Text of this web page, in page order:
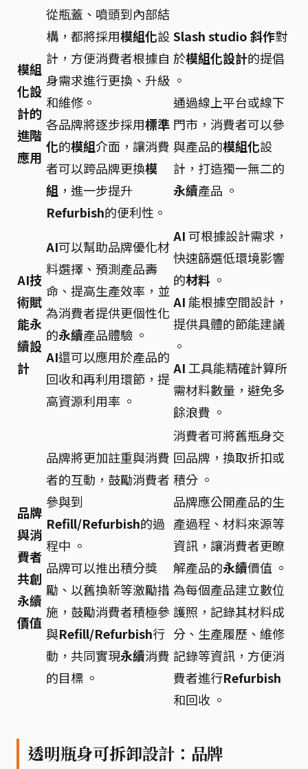
模組
化設
計的
進階
應用
從瓶蓋、噴頭到內部結
構，都將採用模組化設
計，方便消費者根據自
身需求進行更換、升級
和維修。
各品牌將逐步採用標準
化的模組介面，讓消費
者可以跨品牌更換模
組 ，進一步提升
Refurbish的便利性。
Slash studio 斜作對
於模組化設計的提倡
。
通過線上平台或線下
門市，消費者可以參
與產品的模組化設
計，打造獨一無二的
永續產品 。
AI技
術賦
能永
續設
計
AI可以幫助品牌優化材
料選擇、預測產品壽
命、提高生產效率，並
為消費者提供更個性化
的永續產品體驗 。
AI還可以應用於產品的
回收和再利用環節，提
高資源利用率 。
AI可根據設計需求，
快速篩選低環境影響
的材料 。
AI 能根據空間設計，
提供具體的節能建議
。
AI工具能精確計算所
需材料數量，避免多
餘浪費 。
品牌
與消
費者
共創
永續
價值
品牌將更加註重與消費
者的互動，鼓勵消費者
參與到
Refill/Refurbish的過
程中 。
品牌可以推出積分獎
勵、以舊換新等激勵措
施，鼓勵消費者積極參
與Refill/Refurbish行
動，共同實現永續消費
的目標 。
消費者可將舊瓶身交
回品牌，換取折扣或
積分 。
品牌應公開產品的生
產過程、材料來源等
資訊，讓消費者更瞭
解產品的永續價值 。
為每個產品建立數位
護照，記錄其材料成
分、生產履歷、維修
記錄等資訊，方便消
費者進行Refurbish
和回收 。
透明瓶身可拆卸設計：品牌